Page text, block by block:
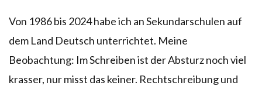
Von 1986 bis 2024 habe ich an Sekundarschulen auf
dem Land Deutsch unterrichtet. Meine
Beobachtung: Im Schreiben ist der Absturz noch viel
krasser, nur misst das keiner. Rechtschreibung und